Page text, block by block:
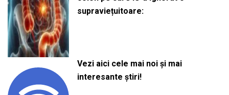
supraviețuitoare:
Vezi aici cele mai noi și mai
interesante știri!